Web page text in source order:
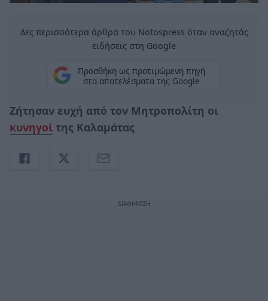
Δες περισσότερα άρθρα του Notospress όταν αναζητάς
ειδήσεις στη Google
Προσθήκη ως προτιμώμενη πηγή
στα αποτελέσματα της Google
Ζήτησαν ευχή από τον Μητροπολίτη οι
κυνηγοί της Καλαμάτας